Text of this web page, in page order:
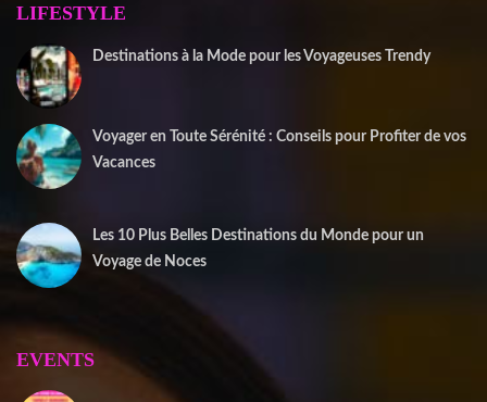
LIFESTYLE
Destinations à la Mode pour les Voyageuses Trendy
Voyager en Toute Sérénité : Conseils pour Profiter de vos
Vacances
Les 10 Plus Belles Destinations du Monde pour un
Voyage de Noces
EVENTS